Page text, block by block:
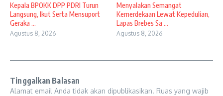
Kepala BPOKK DPP PDRI Turun
Langsung, Ikut Serta Mensuport
Geraka ...
Agustus 8, 2026
Menyalakan Semangat
Kemerdekaan Lewat Kepedulian,
Lapas Brebes Sa ...
Agustus 8, 2026
Tinggalkan Balasan
Alamat email Anda tidak akan dipublikasikan. Ruas yang wajib